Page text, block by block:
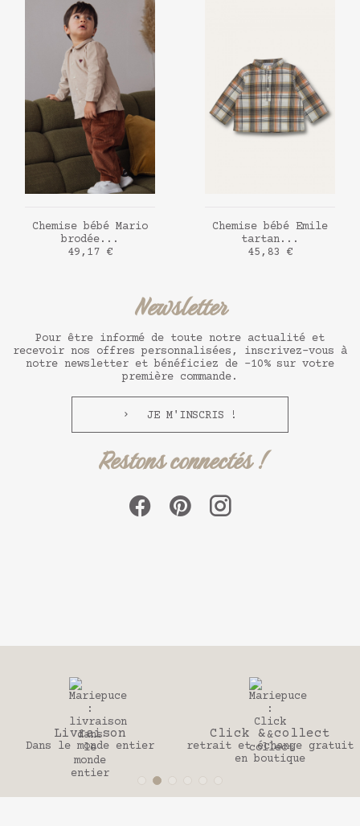
AJOUTER AU PANIER
Chemise bébé Mario
brodée...
Prix
49,17 €
AJOUTER AU PANIER
Chemise bébé Emile
tartan...
Prix
45,83 €
Newsletter
Pour être informé de toute notre actualité et
recevoir nos offres personnalisées, inscrivez-vous à
notre newsletter et bénéficiez de -10% sur votre
première commande.
JE M'INSCRIS !
Restons connectés !
Click & collect
retrait et échange gratuit
en boutique
30 jours
Pour changer d’avis